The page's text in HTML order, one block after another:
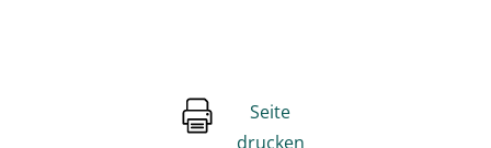
Seite
drucken